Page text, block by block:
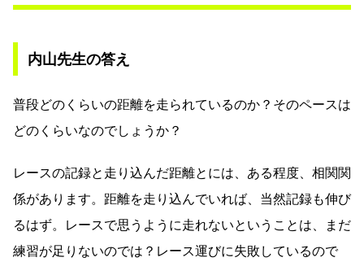
内山先生の答え
普段どのくらいの距離を走られているのか？そのペースは
どのくらいなのでしょうか？
レースの記録と走り込んだ距離とには、ある程度、相関関
係があります。距離を走り込んでいれば、当然記録も伸び
るはず。レースで思うように走れないということは、まだ
練習が足りないのでは？レース運びに失敗しているので